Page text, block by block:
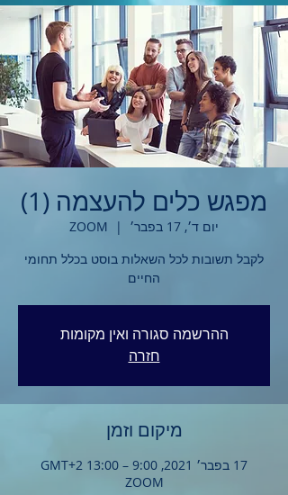
מפגש כלים להעצמה (1)
יום ד׳, 17 בפבר׳
  |
ZOOM
לקבל תשובות לכל השאלות בוסט בכלל תחומי
החיים
ההרשמה סגורה ואין מקומות
חזרה
מיקום וזמן
17 בפבר׳ 2021, 9:00 – 13:00 GMT‎+2‎
ZOOM